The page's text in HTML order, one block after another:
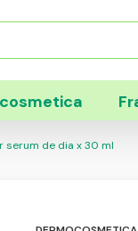
serum de dia x 30 ml